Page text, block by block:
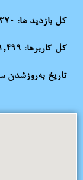
کل بازدید ها:
کل کاربرها:
تاریخ به‌روزشدن